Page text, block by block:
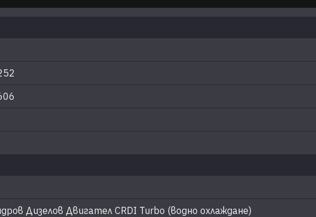
Дизелов Двигател CRDI Turbo (водно охлаждане)